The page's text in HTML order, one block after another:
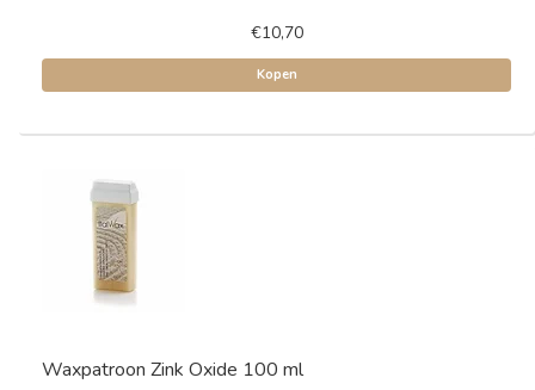
€10,70
Kopen
Waxpatroon Zink Oxide 100 ml